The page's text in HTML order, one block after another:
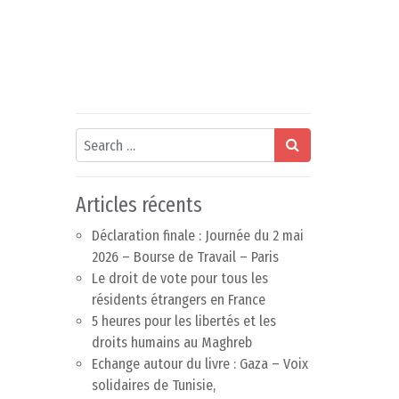
Search
Articles récents
Déclaration finale : Journée du 2 mai
2026 – Bourse de Travail – Paris
Le droit de vote pour tous les
résidents étrangers en France
5 heures pour les libertés et les
droits humains au Maghreb
Echange autour du livre : Gaza – Voix
solidaires de Tunisie,